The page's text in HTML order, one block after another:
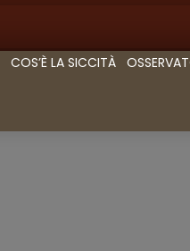
COS’È LA SICCITÀ